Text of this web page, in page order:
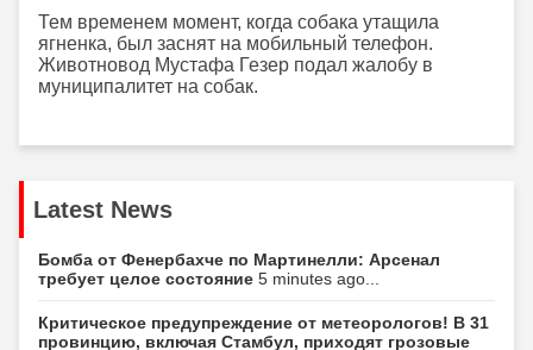
Тем временем момент, когда собака утащила
ягненка, был заснят на мобильный телефон.
Животновод Мустафа Гезер подал жалобу в
муниципалитет на собак.
Latest News
Бомба от Фенербахче по Мартинелли: Арсенал
требует целое состояние 5 minutes ago...
Критическое предупреждение от метеорологов! В 31
провинцию, включая Стамбул, приходят грозовые